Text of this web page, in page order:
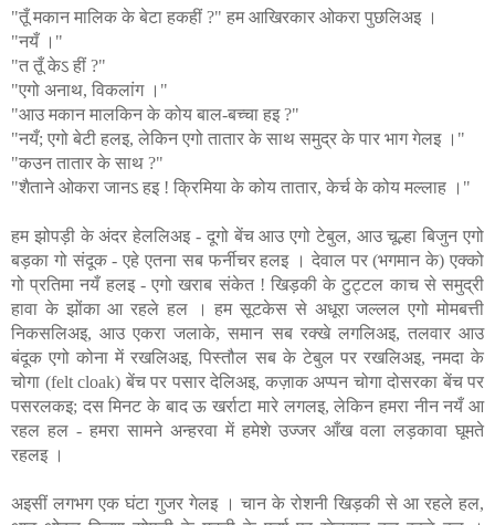
"तूँ मकान मालिक के बेटा हकहीं ?" हम आखिरकार ओकरा पुछलिअइ ।
"नयँ ।"
"त तूँ केऽ हीं ?"
"एगो अनाथ, विकलांग ।"
"आउ मकान मालकिन के कोय बाल-बच्चा हइ ?"
"नयँ; एगो बेटी हलइ, लेकिन एगो तातार के साथ समुद्र के पार भाग गेलइ ।"
"कउन तातार के साथ ?"
"शैताने ओकरा जानऽ हइ ! क्रिमिया के कोय तातार, केर्च के कोय मल्लाह ।"
हम झोपड़ी के अंदर हेललिअइ - दूगो बेंच आउ एगो टेबुल, आउ चूल्हा बिजुन एगो
बड़का गो संदूक - एहे एतना सब फर्नीचर हलइ । देवाल पर (भगमान के) एक्को
गो प्रतिमा नयँ हलइ - एगो खराब संकेत ! खिड़की के टुट्टल काच से समुद्री
हावा के झोंका आ रहले हल । हम सूटकेस से अधूरा जल्लल एगो मोमबत्ती
निकसलिअइ, आउ एकरा जलाके, समान सब रक्खे लगलिअइ, तलवार आउ
बंदूक एगो कोना में रखलिअइ, पिस्तौल सब के टेबुल पर रखलिअइ, नमदा के
चोगा (felt cloak) बेंच पर पसार देलिअइ, कज़ाक अप्पन चोगा दोसरका बेंच पर
पसरलकइ; दस मिनट के बाद ऊ खर्राटा मारे लगलइ, लेकिन हमरा नीन नयँ आ
रहल हल - हमरा सामने अन्हरवा में हमेशे उज्जर आँख वला लड़कावा घूमते
रहलइ ।
अइसीं लगभग एक घंटा गुजर गेलइ । चान के रोशनी खिड़की से आ रहले हल,